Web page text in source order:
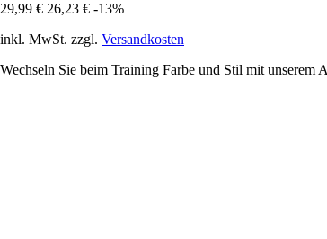
29,99 € 26,23 € -13%
inkl. MwSt. zzgl. Versandkosten
Wechseln Sie beim Training Farbe und Stil mit